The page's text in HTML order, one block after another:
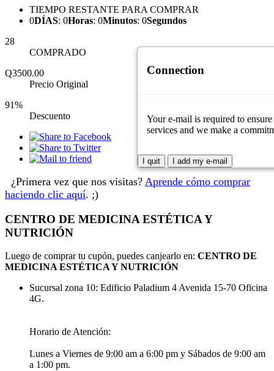
TIEMPO RESTANTE PARA COMPRAR
0DÍAS: 0Horas: 0Minutos: 0Segundos
28
COMPRADO
Q3500.00
Precio Original
91%
Descuento
¿Primera vez que nos visitas? Aprende cómo comprar
haciendo clic aquí. ;)
CENTRO DE MEDICINA ESTÉTICA Y
NUTRICIÓN
Luego de comprar tu cupón, puedes canjearlo en: CENTRO DE
MEDICINA ESTÉTICA Y NUTRICIÓN
Sucursal zona 10: Edificio Paladium 4 Avenida 15-70 Oficina
4G.
Horario de Atención:
Lunes a Viernes de 9:00 am a 6:00 pm y Sábados de 9:00 am
a 1:00 pm.
Connection
Your e-mail is required to
services and we make a
I quit I add my e-mail